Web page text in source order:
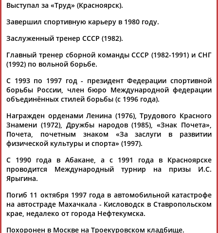
Каримжан
АБДРАХМАНОВ
Аделя
Андрей
АБДУВАЛИЕВ
Рамазан
Тагир
Камалудин
АБДУЛДАУДОВ
Абдула
АБДУЛЖАЛИЛОВ
Магомед
АБДУЛКАГИРОВ
Назир
АБДУЛЛАЕВ
24 персон из 13181
ЕЩЁ ПЕРСОНЫ
ТАБЛО АКТИВНОСТИ
Выступал за «Труд» (Красноярск).
Завершил спортивную карьеру в 1980 году.
Заслуженный тренер СССР (1982).
Главный тренер сборной команды СССР (1982-1991) и СНГ
(1992) по вольной борьбе.
С 1993 по 1997 год - президент Федерации спортивной
борьбы России, член бюро Международной федерации
объединённых стилей борьбы (с 1996 года).
Награжден орденами Ленина (1976), Трудового Красного
Знамени (1972), Дружбы народов (1985), «Знак Почета»,
Почета, почетным знаком «За заслуги в развитии
физической культуры и спорта» (1997).
С 1990 года в Абакане, а с 1991 года в Красноярске
проводится Международный турнир на призы И.С.
Ярыгина.
Погиб 11 октября 1997 года в автомобильной катастрофе
на автостраде Махачкала - Кисловодск в Ставропольском
крае, недалеко от города Нефтекумска.
Похоронен в Москве на Троекуровском кладбище.